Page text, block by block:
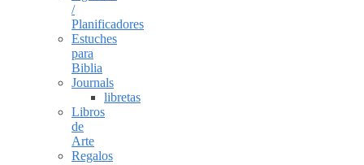
/
Planificadores
Estuches
para
Biblia
Journals
libretas
Libros
de
Arte
Regalos